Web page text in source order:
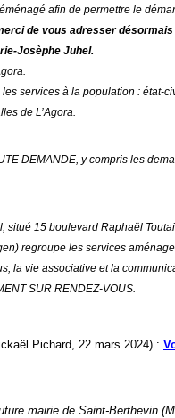
afin de permettre le
de vous adresser
Josèphe Juhel.
.
services à la population : état-
de L’Agora.
DEMANDE, y compris les
situé 15 boulevard Raphaël
regroupe les services
la vie associative et la
SUR RENDEZ-VOUS.
Pichard, 22 mars 2024) :
mairie de Saint-Berthevin